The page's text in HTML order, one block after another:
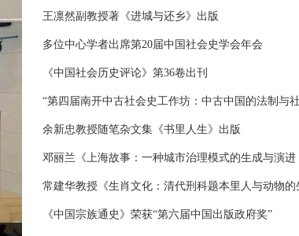
王凛然副教授著《进城与还乡》出版
多位中心学者出席第20届中国社会史学会年会
《中国社会历史评论》第36卷出刊
“第四届南开中古社会史工作坊：中古中国的法制与
余新忠教授随笔杂文集《书里人生》出版
邓丽兰《上海故事：一种城市治理模式的生成与演进
常建华教授《生肖文化：清代刑科题本里人与动物的
《中国宗族通史》荣获“第六届中国出版政府奖”